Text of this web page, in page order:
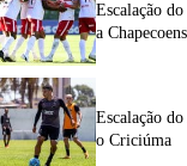
Escalação
a
Escalação
o Criciúma